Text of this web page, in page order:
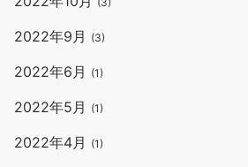
2022年9月 (3)
2022年6月 (1)
2022年5月 (1)
2022年4月 (1)